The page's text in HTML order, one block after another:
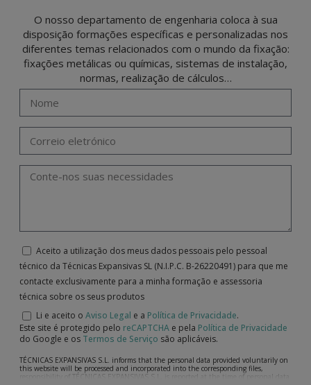
O nosso departamento de engenharia coloca à sua
disposição formações específicas e personalizadas nos
diferentes temas relacionados com o mundo da fixação:
fixações metálicas ou químicas, sistemas de instalação,
normas, realização de cálculos…
Aceito a utilização dos meus dados pessoais pelo pessoal
técnico da Técnicas Expansivas SL (N.I.P.C. B-26220491) para que me
contacte exclusivamente para a minha formação e assessoria
técnica sobre os seus produtos
Li e aceito o Aviso Legal e a Política de Privacidade.
Este site é protegido pelo reCAPTCHA e pela Política de Privacidade
do Google e os Termos de Serviço são aplicáveis.
TÉCNICAS EXPANSIVAS S.L. informs that the personal data provided voluntarily on
this website will be processed and incorporated into the corresponding files,
responsibility of TÉCNICAS EXPANSIVAS S.L, is reported at the time of personal data